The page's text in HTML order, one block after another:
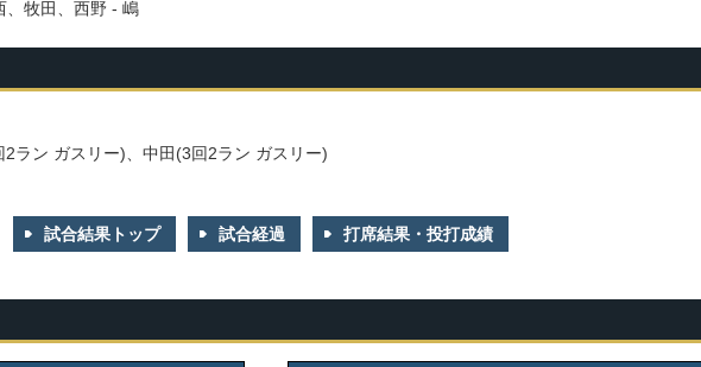
、牧田、西野 - 嶋
2ラン ガスリー)、中田(3回2ラン ガスリー)
試合結果トップ 試合経過 打席結果・投打成績